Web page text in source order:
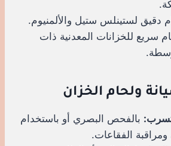
دقيق لستينلس ستيل والألمنيوم.
سريع للخزانات المعدنية ذات
بالفحص البصري أو باستخدام
الفقاعات.